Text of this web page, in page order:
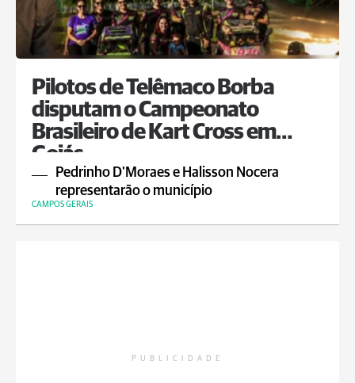
Pilotos de Telêmaco Borba
disputam o Campeonato
Brasileiro de Kart Cross em
Goiás
Pedrinho D'Moraes e Halisson Nocera
representarão o município
CAMPOS GERAIS
PUBLICIDADE